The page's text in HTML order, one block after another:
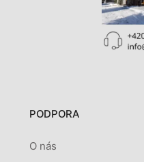
PODPORA
O nás